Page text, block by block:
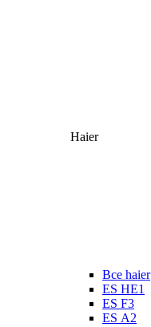
Haier
Все haier
ES HE1
ES F3
ES А2